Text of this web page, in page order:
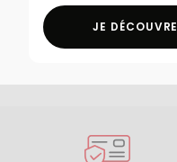
JE DÉCOUVRE